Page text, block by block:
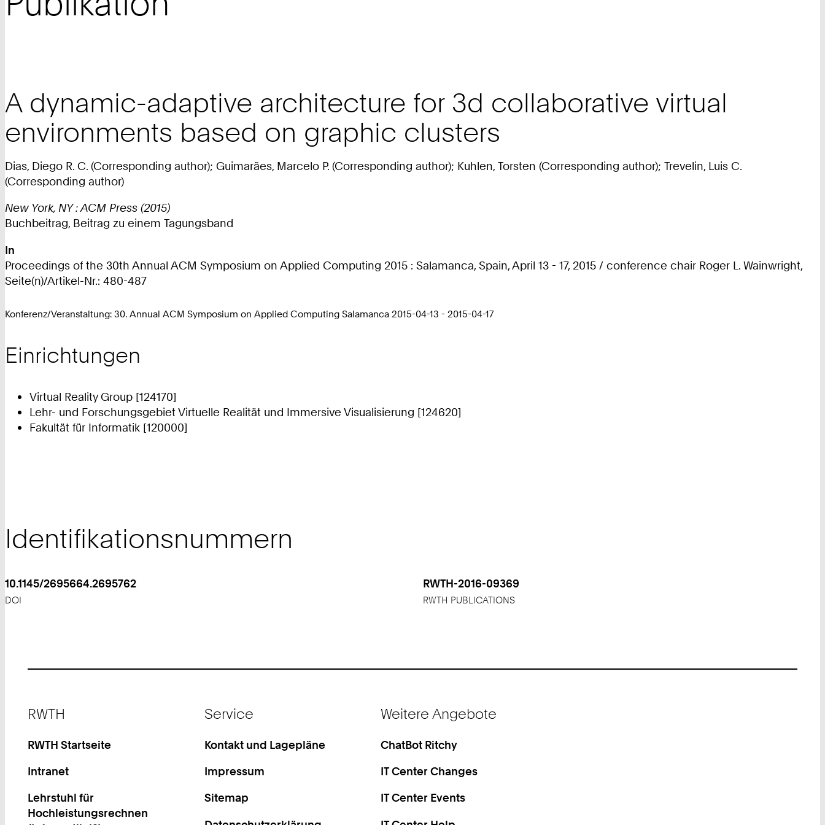
A dynamic-adaptive architecture for 3d collaborative virtual
environments based on graphic clusters
Dias, Diego R. C. (Corresponding author); Guimarães, Marcelo P. (Corresponding author); Kuhlen, Torsten (Corresponding author); Trevelin, Luis C.
(Corresponding author)
New York, NY : ACM Press (2015)
Buchbeitrag, Beitrag zu einem Tagungsband
In
Proceedings of the 30th Annual ACM Symposium on Applied Computing 2015 : Salamanca, Spain, April 13 - 17, 2015 / conference chair Roger L. Wainwright,
Seite(n)/Artikel-Nr.: 480-487
Konferenz/Veranstaltung: 30. Annual ACM Symposium on Applied Computing Salamanca 2015-04-13 - 2015-04-17
Einrichtungen
Virtual Reality Group [124170]
Lehr- und Forschungsgebiet Virtuelle Realität und Immersive Visualisierung [124620]
Fakultät für Informatik [120000]
Identifikationsnummern
10.1145/2695664.2695762
DOI
RWTH-2016-09369
RWTH PUBLICATIONS
RWTH
RWTH Startseite
Intranet
Lehrstuhl für
Hochleistungsrechnen
Service
Kontakt und Lagepläne
Impressum
Sitemap
Weitere Angebote
ChatBot Ritchy
IT Center Changes
IT Center Events